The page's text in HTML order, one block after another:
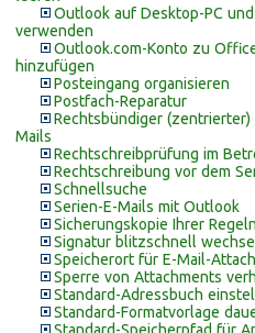
Outlook auf Desktop-PC
verwenden
Outlook.com-Konto zu
hinzufügen
Posteingang organisieren
Postfach-Reparatur
Rechtsbündiger (zentrierter)
Mails
Rechtschreibprüfung im
Rechtschreibung vor dem
Schnellsuche
Serien-E-Mails mit Outlook
Sicherungskopie Ihrer
Signatur blitzschnell
Speicherort für E-Mail-
Sperre von Attachments
Standard-Adressbuch
Standard-Formatvorlage